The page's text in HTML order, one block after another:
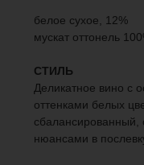
белое сухое, 12%
мускат оттонель
СТИЛЬ
Деликатное вино
оттенками белых
нюансами в